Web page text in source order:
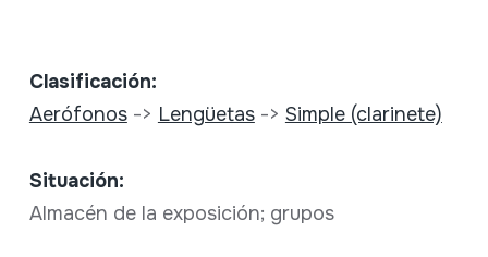
Clasificación:
Aerófonos-> Lengüetas-> Simple (clarinete)
Situación:
Almacén de la exposición; grupos